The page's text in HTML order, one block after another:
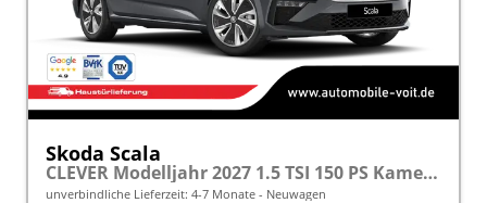
Skoda Scala
CLEVER Modelljahr 2027 1.5 TSI 150 PS Kamera frei konfigurierbar!
unverbindliche Lieferzeit: 4-7 Monate Neuwagen